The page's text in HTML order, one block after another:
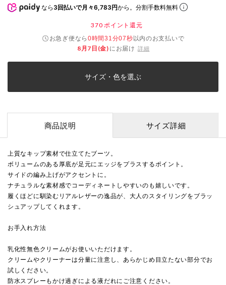
なら 3回払いで月々6,783円から。分割手数料無料
370 ポイント還元
お急ぎ便なら0時間31分06秒以内のお支払いで
8月7日(金) にお届け 詳細
サイズ・色を選ぶ
商品説明 サイズ詳細
上質なキップ素材で仕立てたブーツ。
ボリュームのある厚底が足元にエッジをプラスするポイント。
サイドの編み上げがアクセントに。
ナチュラルな素材感でコーディネートしやすいのも嬉しいです。
履くほどに馴染むリアルレザーの逸品が、大人のスタイリングをブラッ
シュアップしてくれます。
お手入れ方法
乳化性無色クリームがお使いいただけます。
クリームやクリーナーは分量に注意し、あらかじめ目立たない部分でお
試しください。
防水スプレーもかけ過ぎによる液だれにご注意ください。